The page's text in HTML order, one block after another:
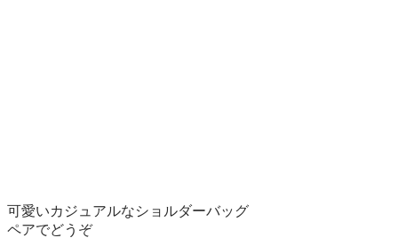
可愛いカジュアルなショルダーバッグ
ペアでどうぞ